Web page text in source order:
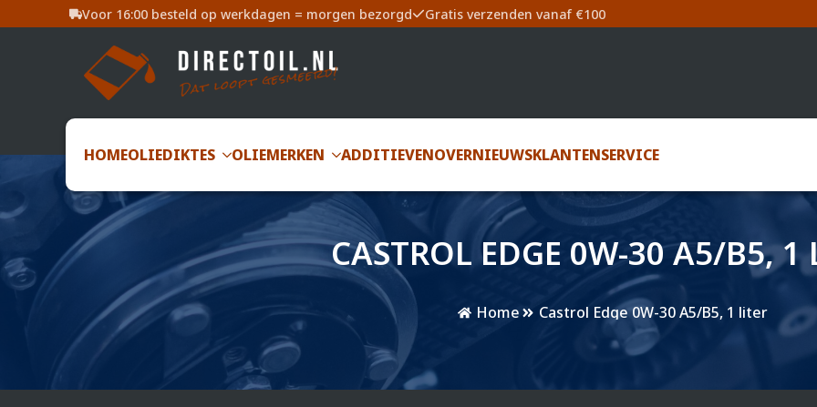
Voor 16:00 besteld op werkdagen = morgen bezorgd Gratis verzenden vanaf €100
HOMEOLIEDIKTES OLIEMERKEN ADDITIEVENOVERNIEUWSKLANTENSERVICE
CASTROL EDGE 0W-30 A5/B5, 1
Home Castrol Edge 0W-30 A5/B5, 1 liter